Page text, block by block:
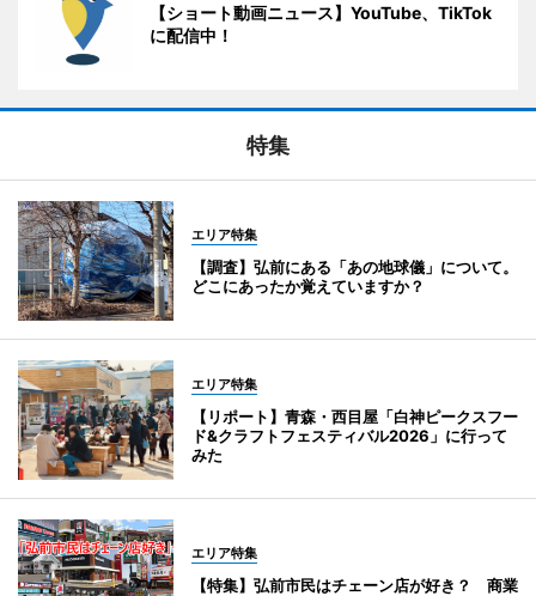
【ショート動画ニュース】YouTube、TikTok
に配信中！
特集
エリア特集
【調査】弘前にある「あの地球儀」について。
どこにあったか覚えていますか？
エリア特集
【リポート】青森・西目屋「白神ピークスフー
ド&クラフトフェスティバル2026」に行って
みた
エリア特集
【特集】弘前市民はチェーン店が好き？ 商業